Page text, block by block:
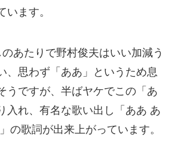
います。
あたりで野村俊夫はいい加減う
、思わず「ああ」というため息
うですが、半ばヤケでこの「あ
入れ、有名な歌い出し「ああ あ
の歌詞が出来上がっています。